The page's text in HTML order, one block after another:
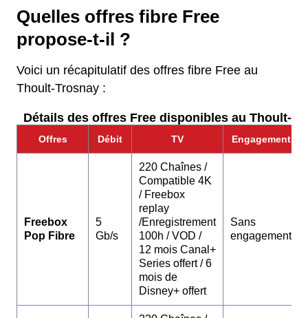
Quelles offres fibre Free
propose-t-il ?
Voici un récapitulatif des offres fibre Free au
Thoult-Trosnay :
Détails des offres Free disponibles au Thoult-
Offres Débit TV Engagement
Freebox
Pop Fibre
5
Gb/s
220 Chaînes /
Compatible 4K
/ Freebox
replay
/Enregistrement
100h / VOD /
12 mois Canal+
Series offert / 6
mois de
Disney+ offert
Sans
engagement